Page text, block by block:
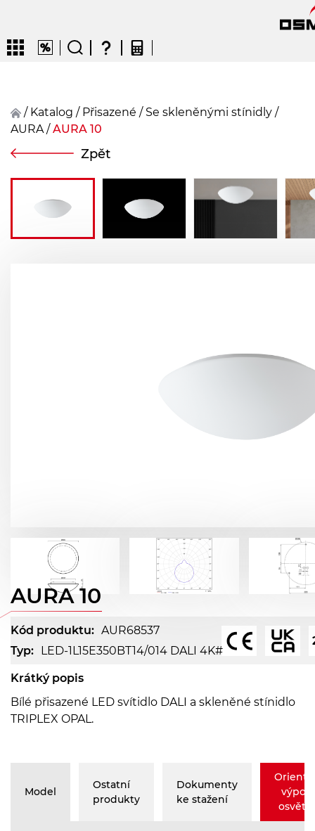
CZENDEFRFIN
/ Katalog / přisazené / Se skleněnými stínidly /
AURA/ AURA 10
Zpět
AURA 10
Kód produktu: AUR68537
Typ: LED-1L15E350BT14/014 DALI 4K#
Krátký popis
Bílé přisazené LED svítidlo DALI a skleněné stínidlo
TRIPLEX OPAL.
Model
Ostatní
produkty
Dokumenty
ke stažení